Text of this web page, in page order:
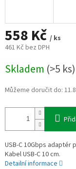
558 Kč / ks
461 Kč bez DPH
cena:
Skladem (>5 ks)
Můžeme doručit do:
USB-C 10Gbps adaptér
Kabel USB-C 10 cm.
Detailní informace